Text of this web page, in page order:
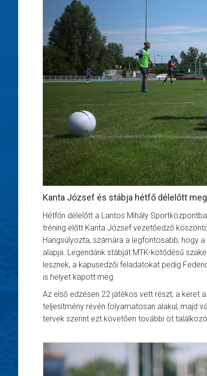
Kanta József és stábja hétfő délelőtt
Hétfőn délelőtt a Lantos Mihály
tréning előtt Kanta József vezetőedző
Hangsúlyozta, számára a legfontosabb, hogy
alapja. Legendánk stábját MTK-kötődésű
lesznek, a kapusedzői feladatokat pedig
is helyet kapott még.
Az első edzésen 22 játékos vett részt, a keret
teljesítmény révén folyamatosan alakul, majd
tervek szerint ezt követően további öt